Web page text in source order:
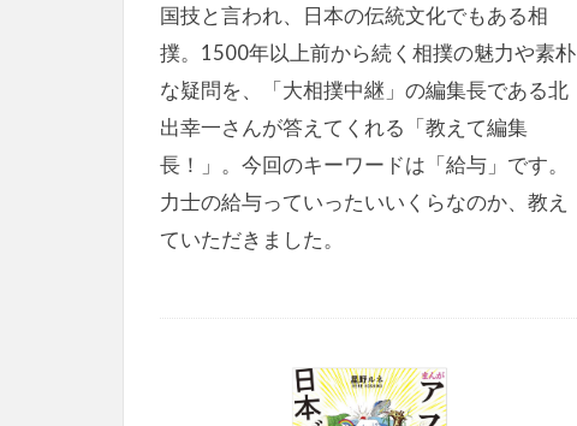
国技と言われ、日本の伝統文化でもある相
撲。1500年以上前から続く相撲の魅力や素朴
な疑問を、「大相撲中継」の編集長である北
出幸一さんが答えてくれる「教えて編集
長！」。今回のキーワードは「給与」です。
力士の給与っていったいいくらなのか、教え
ていただきました。